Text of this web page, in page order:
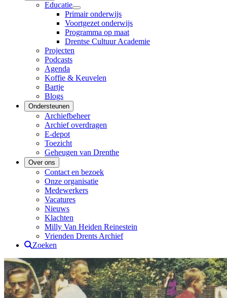
Educatie
Primair onderwijs
Voortgezet onderwijs
Programma op maat
Drentse Cultuur Academie
Projecten
Podcasts
Agenda
Koffie & Keuvelen
Bartje
Blogs
Ondersteunen
Archiefbeheer
Archief overdragen
E-depot
Toezicht
Geheugen van Drenthe
Over ons
Contact en bezoek
Onze organisatie
Medewerkers
Vacatures
Nieuws
Klachten
Milly Van Heiden Reinestein
Vrienden Drents Archief
Zoeken
Drents Archief